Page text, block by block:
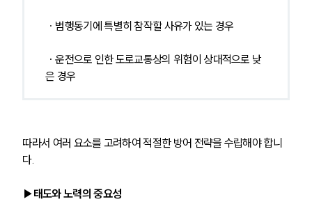
∙ 범행동기에 특별히 참작할 사유가 있는 경우
은 경우
따라서 여러 요소를 고려하여 적절한 방어 전략을 수립해야 합니
다.
▶태도와 노력의 중요성